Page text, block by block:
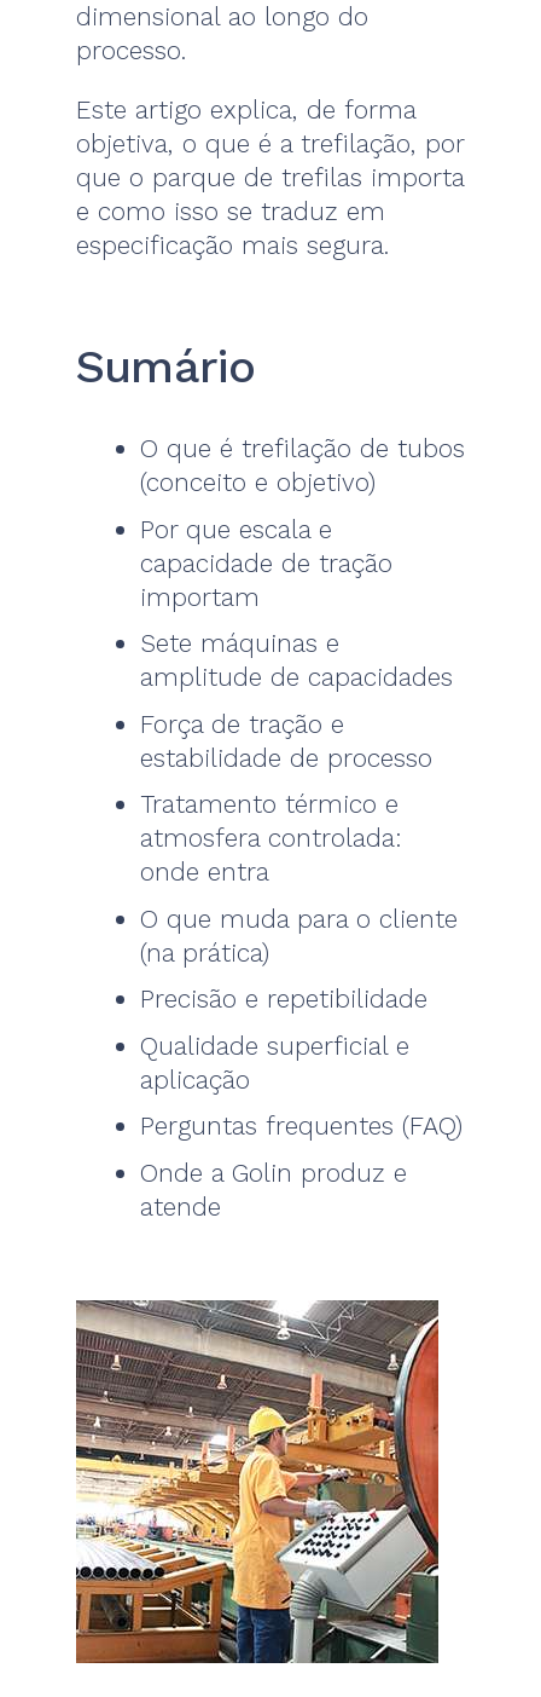
dimensional ao longo do
processo.
Este artigo explica, de forma
objetiva, o que é a trefilação, por
que o parque de trefilas importa
e como isso se traduz em
especificação mais segura.
Sumário
O que é trefilação de tubos
(conceito e objetivo)
Por que escala e
capacidade de tração
importam
Sete máquinas e
amplitude de capacidades
Força de tração e
estabilidade de processo
Tratamento térmico e
atmosfera controlada:
onde entra
O que muda para o cliente
(na prática)
Precisão e repetibilidade
Qualidade superficial e
aplicação
Perguntas frequentes (FAQ)
Onde a Golin produz e
atende